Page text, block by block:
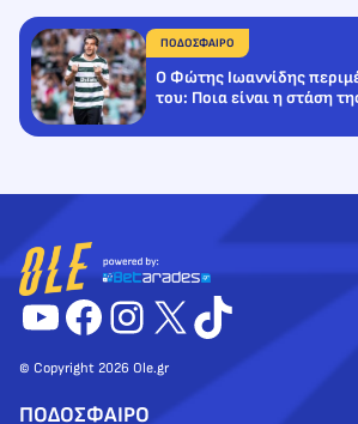
ΠΟΔΟΣΦΑΙΡΟ
Ο Φώτης Ιωαννίδης
του: Ποια είναι η στάση
YouTube
Facebook
Instagram
X TikTok
© Copyright 2026 Ole.gr
ΠΟΔΟΣΦΑΙΡΟ